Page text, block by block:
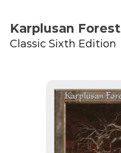
Karplusan Forest
Classic Sixth Edition